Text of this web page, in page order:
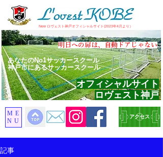
​New ロヴェスト神戸オフィシャルサイト(2023年4月より）
​明日への扉は、自動ドアじゃない
あなたのNo1サッカースクール
神戸市にあるサッカースクール
アクセス
オフィシャルサイト
ロヴェスト神戸
ME
NU
記事